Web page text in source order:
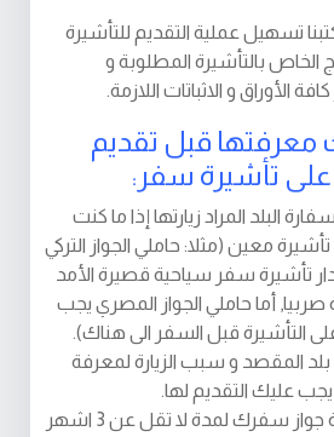
تسهيل عملية التقديم للتأشيرة
الخاص بالتأشيرة المطلوبة و
الأوراق و الاثباتات اللازمة.
معرفتها قبل تقديم
تأشيرة سفر:
البلد المراد زيارتها إذا ما كنت
معين (مثلا: حاملي الجواز التركي
تأشيرة سفر سياحية قصيرة الأمد
صربيا, أما حاملي الجواز المصري يجب
التأشيرة قبل السفر الى هناك).
المقصد و سبب الزيارة لمعرفة
يجب عليك التقديم لها.
التأكد من صلاحية جواز سفرك لمدة لا تقل عن 3 اشهر